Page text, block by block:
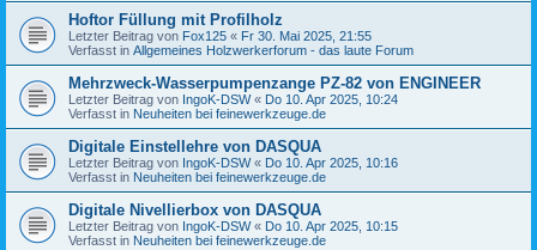
Hoftor Füllung mit Profilholz
Letzter Beitrag von Fox125 « Fr 30. Mai 2025, 21:55
Verfasst in Allgemeines Holzwerkerforum - das laute Forum
Mehrzweck-Wasserpumpenzange PZ-82 von ENGINEER
Letzter Beitrag von IngoK-DSW« Do 10. Apr 2025, 10:24
Verfasst in Neuheiten bei feinewerkzeuge.de
Digitale Einstellehre von DASQUA
Letzter Beitrag von IngoK-DSW« Do 10. Apr 2025, 10:16
Verfasst in Neuheiten bei feinewerkzeuge.de
Digitale Nivellierbox von DASQUA
Letzter Beitrag von IngoK-DSW« Do 10. Apr 2025, 10:15
Verfasst in Neuheiten bei feinewerkzeuge.de